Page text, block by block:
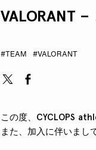
VALORANT
#TEAM #VALORANT
この度、CYCLOPS
また、加入に伴いまし